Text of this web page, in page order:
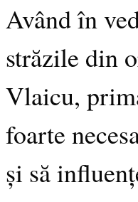
Având în
străzile din
Vlaicu,
foarte
și să